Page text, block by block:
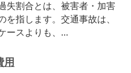
失割合とは、被害者・加害
指します。交通事故は、
ースよりも、...
用